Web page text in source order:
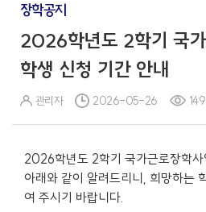
장학공지
2026학년도 2학기 국
학생 신청 기간 안내
관리자 2026-05-26
2026학년도 2학기 국가근로장학
아래와 같이 알려드리니, 희망하는
여 주시기 바랍니다.